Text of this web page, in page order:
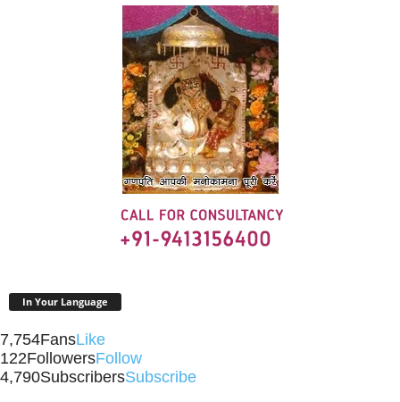
In Your Language
7,754FansLike
122FollowersFollow
4,790SubscribersSubscribe